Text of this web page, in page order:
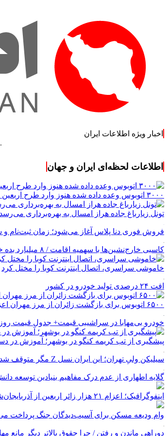
اخبار ویژه اطلاعات ایران
.: با
اطلاعات لحظه‌ای ایران و جهان
۳۰۰۰ اتوبوس وعده داده شده هنوز وارد طرح اربعین نشده است
تونل زیارباغ جاده هراز امسال به بهره‌برداری می‌رسد
فروش فوری دنا پلاس آغاز می‌شود؛ زمان ثبت‌نام و
کاسبی خارج‌نشین‌ها با سهمیه اقامت / ۸ میلیارد بده خودرو وارد کن!
خاموشی سراسری، اتصال اینترنت کوبا را مختل کرد
افت ۲۴ درصدی تولید خودرو در کشور
۶۵۰۰ اتوبوس برای بازگشت زائران از مرز مهران اعزام می‌شود
خودرو بی‌مهابا در سراشیبی قیمت+ جدول قیمت
پیشگیری از تب کریمه کنگو در بوشهر؛ آموزش در
سیلیکن ولیِ تهران؛ این ایران نسل Z مگر متوقف شدنی است؟ / آینده ایران را این دانش آموزان می سازند
گلایه اطهاری از عدم درک مفاهیم بنیادین توسعه دانش
اینفوگرافیک؛ اعزام ۲۱ هزار زائر اربعین از آذربایجان‌شرقی
وام ودیعه مسکن برای آسیب‌دیدگان جنگ پرداخت
دوراهی ماندن و رفتن / چرا حقوق بالاتر دیگر مانع